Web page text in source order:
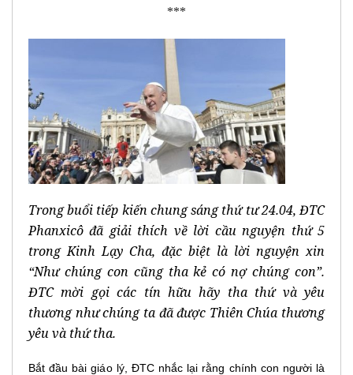
***
Trong buổi tiếp kiến chung sáng thứ tư 24.04, ĐTC
Phanxicô đã giải thích về lời cầu nguyện thứ 5
trong Kinh Lạy Cha, đặc biệt là lời nguyện xin
“Như chúng con cũng tha kẻ có nợ chúng con”.
ĐTC mời gọi các tín hữu hãy tha thứ và yêu
thương như chúng ta đã được Thiên Chúa thương
yêu và thứ tha.
Bắt đầu bài giáo lý, ĐTC nhắc lại rằng chính con người là